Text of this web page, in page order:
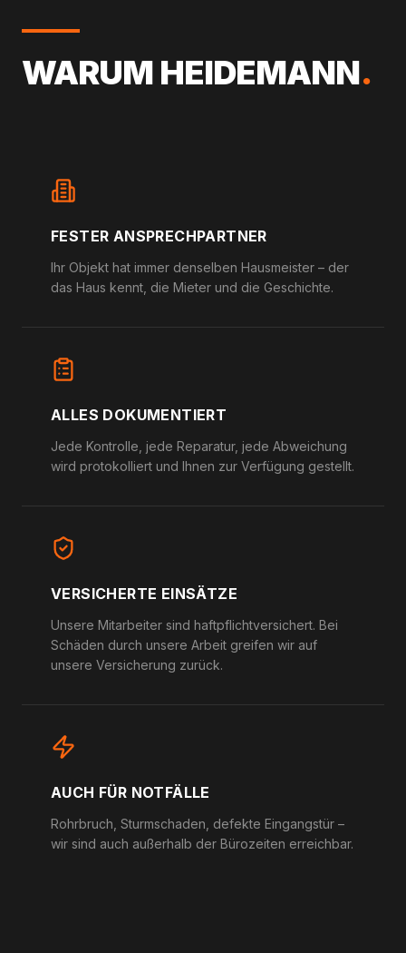
WARUM HEIDEMANN.
FESTER ANSPRECHPARTNER
Ihr Objekt hat immer denselben Hausmeister – der
das Haus kennt, die Mieter und die Geschichte.
ALLES DOKUMENTIERT
Jede Kontrolle, jede Reparatur, jede Abweichung
wird protokolliert und Ihnen zur Verfügung gestellt.
VERSICHERTE EINSÄTZE
Unsere Mitarbeiter sind haftpflichtversichert. Bei
Schäden durch unsere Arbeit greifen wir auf
unsere Versicherung zurück.
AUCH FÜR NOTFÄLLE
Rohrbruch, Sturmschaden, defekte Eingangstür –
wir sind auch außerhalb der Bürozeiten erreichbar.